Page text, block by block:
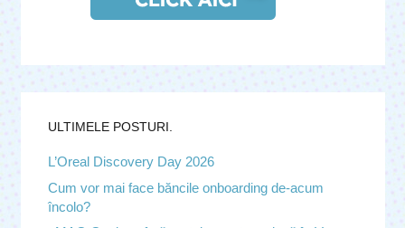
ULTIMELE POSTURI.
L’Oreal Discovery Day 2026
Cum vor mai face băncile onboarding de-acum
încolo?